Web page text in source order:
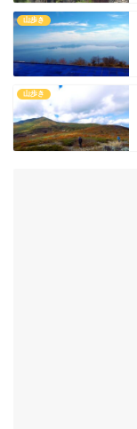
山歩き
山歩き